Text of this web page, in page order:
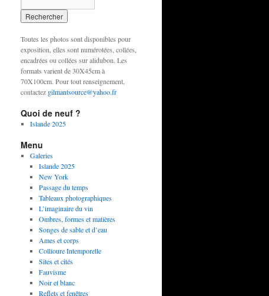
Toutes les photos sont disponibles pour
exposition, elles sont numérotées, collées,
encadrées ou collées sur alidubon. Les
formats varient de 30X45cm à
70X100cm. Pour tout renseignement,
contactez gilmantsource@yahoo.fr
Quoi de neuf ?
Islande 2025
Menu
Galeries
Islande 2025
New York
Passage du temps
Tableaux photographiques
L’imaginaire du vin
Ombres, formes et matières
Songes de sable et d’eau
Ames et corps
Collioure Intemporelle
Sites et cités
Fauvisme
Noir et blanc
Reflets et fenêtres